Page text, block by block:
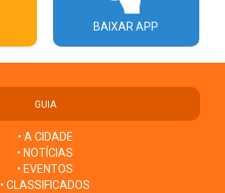
BAIXAR APP
GUIA
• A CIDADE
• NOTÍCIAS
• EVENTOS
• CLASSIFICADOS